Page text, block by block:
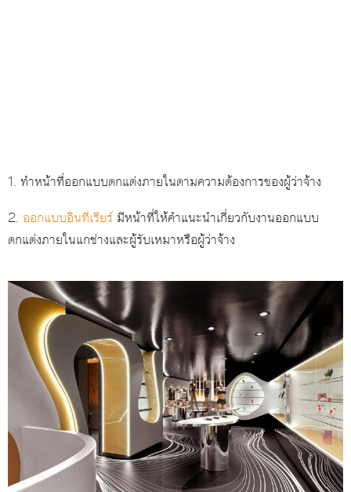
1. ทำหน้าที่ออกแบบตกแต่งภายในตามความต้องการของผู้ว่าจ้าง
2. ออกแบบอินทีเรียร์มีหน้าที่ให้คำแนะนำเกี่ยวกับงานออกแบบ
ตกแต่งภายในแกช่างและผู้รับเหมาหรือผู้ว่าจ้าง